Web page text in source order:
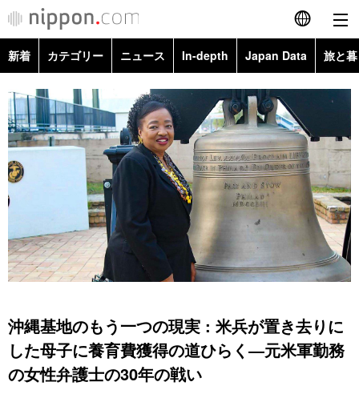
English
简体字
繁體字
Français
Español
العربية
カテゴリー
経済・ビジネス
社会
文化
トップ
In-depth
旅と暮らし
動画/Live
新着 カテゴリー ニュース In-depth Japan Data 旅と
政治・外交
経済・ビジネス
国際・海外
文化
暮らし
スポーツ・東京2020
Topics
Images
People
東京
お知らせ
沖縄基地のもう一つの現実 : 米兵が置き去りに
した母子に養育費獲得の道ひらく―元米軍勤務
の女性弁護士の30年の戦い